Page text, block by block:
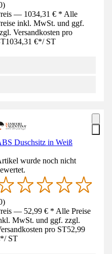
)
— 1034,31 € * Alle
inkl. MwSt. und ggf.
Versandkosten pro
1034,31 €*/ ST
Duschsitz in Weiß
wurde noch nicht
)
— 52,99 € * Alle Preise
MwSt. und ggf. zzgl.
pro ST52,99
*/ ST